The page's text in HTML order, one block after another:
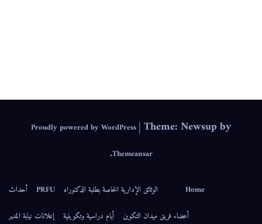
Proudly powered by WordPress |Theme: Newsup by
Themeansar
.
Home الوثائق الإدارية الخاصة بطلبة الدكتوراه PRFU
أحداث
أعضاء فريق ميدان التكوين
أيام دراسية وتكوينية
إعلانات نيابة المدير